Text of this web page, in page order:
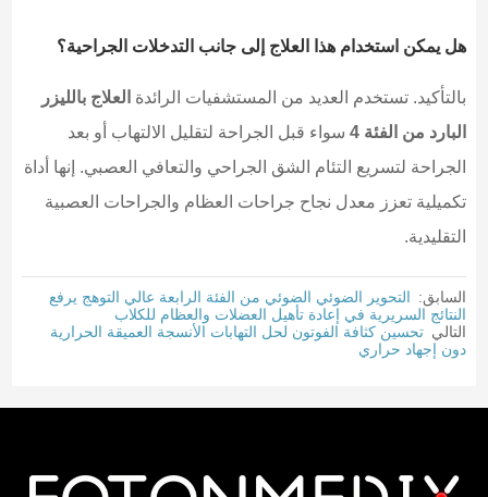
هل يمكن استخدام هذا العلاج إلى جانب التدخلات الجراحية؟
بالتأكيد. تستخدم العديد من المستشفيات الرائدة العلاج بالليزر
البارد من الفئة 4
سواء قبل الجراحة لتقليل الالتهاب أو بعد
الجراحة لتسريع التئام الشق الجراحي والتعافي العصبي. إنها أداة
تكميلية تعزز معدل نجاح جراحات العظام والجراحات العصبية
التقليدية.
السابق: التحوير الضوئي الضوئي من الفئة الرابعة عالي التوهج يرفع
النتائج السريرية في إعادة تأهيل العضلات والعظام للكلاب
التالي تحسين كثافة الفوتون لحل التهابات الأنسجة العميقة الحرارية
دون إجهاد حراري